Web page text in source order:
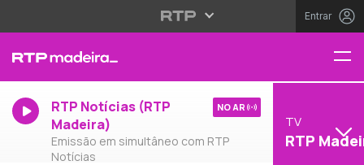
Entrar
RTP Notícias (RTP
Madeira)
Emissão em simultâneo com RTP
Notícias
NO AR
TV
RTP